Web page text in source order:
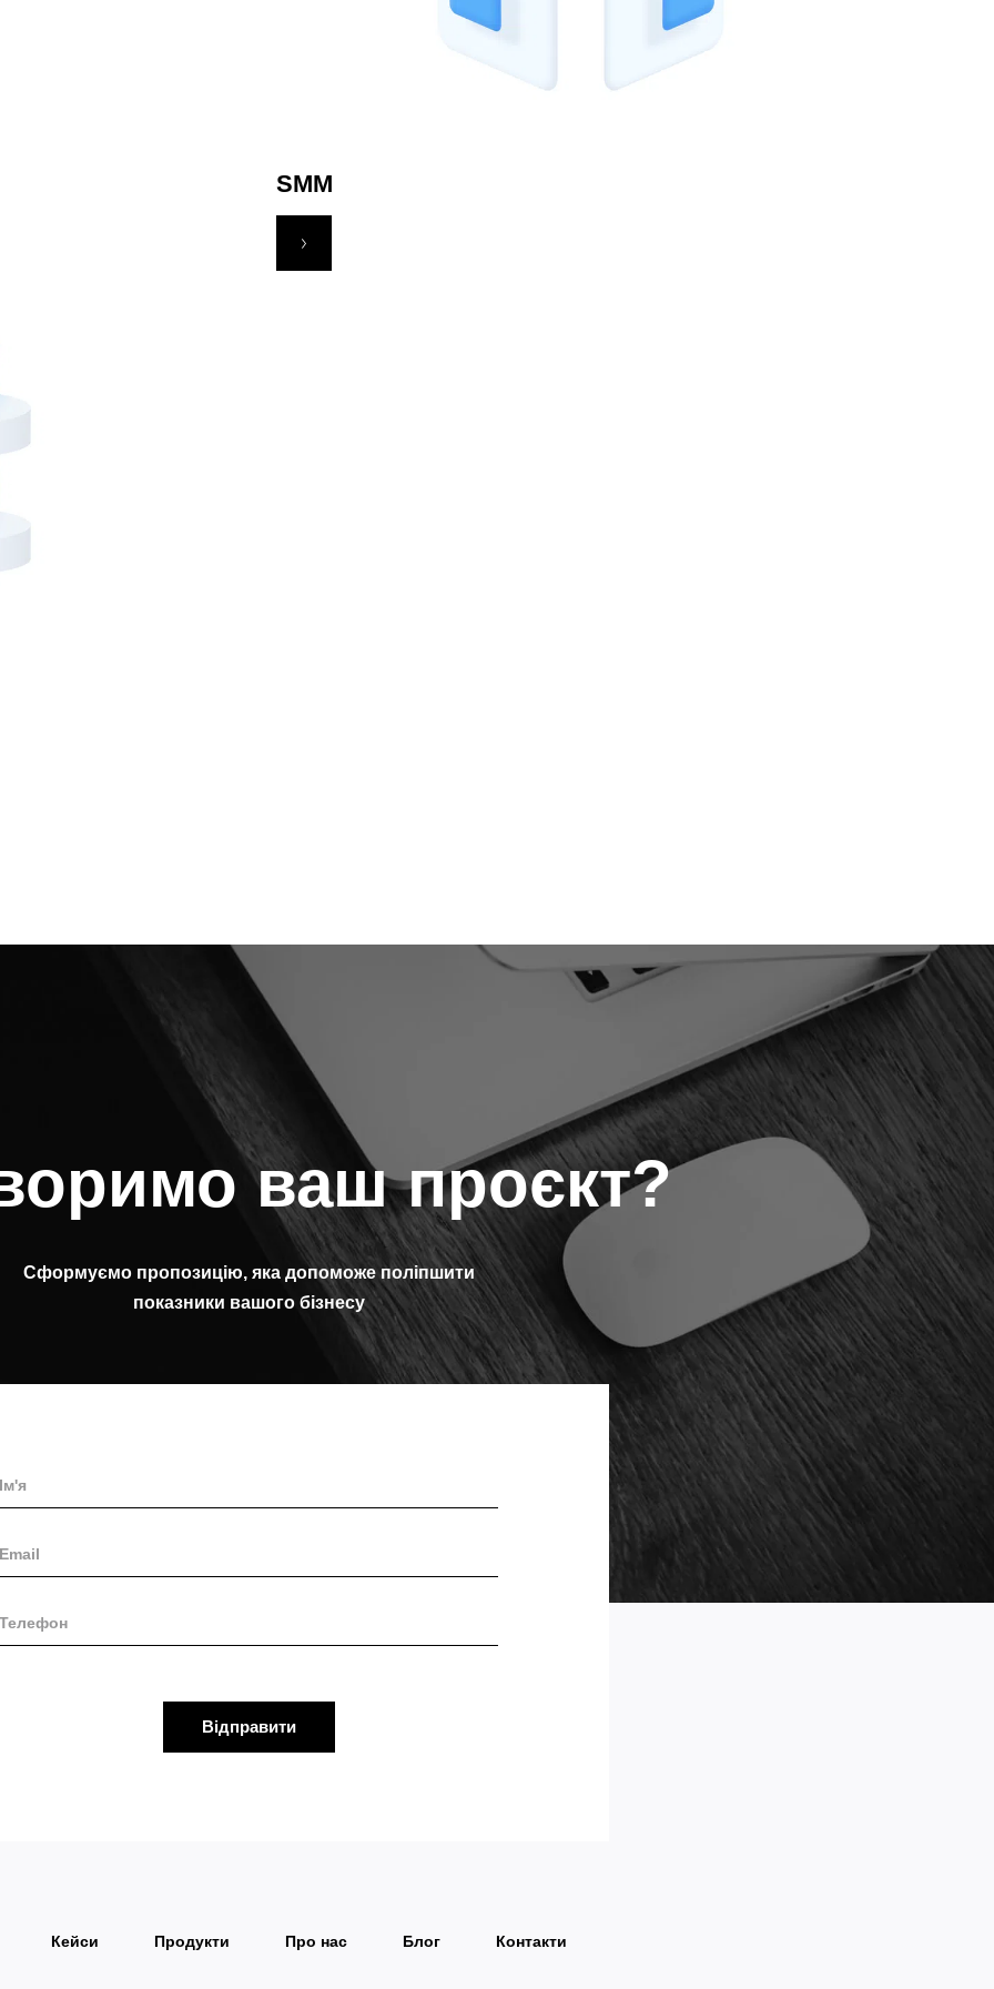
SMM
ваш проєкт?
Сформуємо пропозицію, яка допоможе поліпшити
показники вашого бізнесу
Відправити
Кейси Продукти Про нас Блог Контакти
Обговоримо ваш проєкт?
Сформуємо пропозицію, яка допоможе поліпшити
показники вашого бізнесу